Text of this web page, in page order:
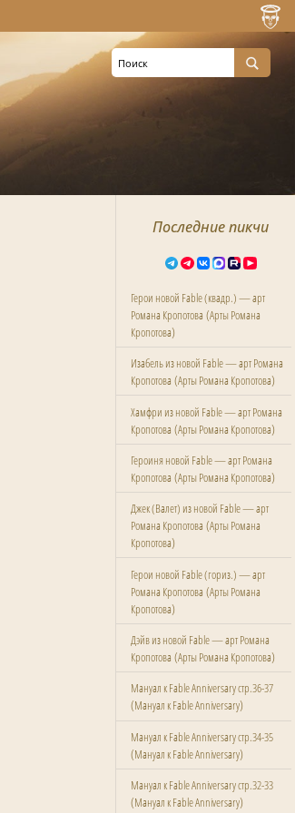
Последние пикчи
Герои новой Fable (квадр.) — арт
Романа Кропотова (Арты Романа
Кропотова)
Изабель из новой Fable — арт Романа
Кропотова (Арты Романа Кропотова)
Хамфри из новой Fable — арт Романа
Кропотова (Арты Романа Кропотова)
Героиня новой Fable — арт Романа
Кропотова (Арты Романа Кропотова)
Джек (Валет) из новой Fable — арт
Романа Кропотова (Арты Романа
Кропотова)
Герои новой Fable (гориз.) — арт
Романа Кропотова (Арты Романа
Кропотова)
Дэйв из новой Fable — арт Романа
Кропотова (Арты Романа Кропотова)
Мануал к Fable Anniversary стр.36-37
(Мануал к Fable Anniversary)
Мануал к Fable Anniversary стр.34-35
(Мануал к Fable Anniversary)
Мануал к Fable Anniversary стр.32-33
(Мануал к Fable Anniversary)